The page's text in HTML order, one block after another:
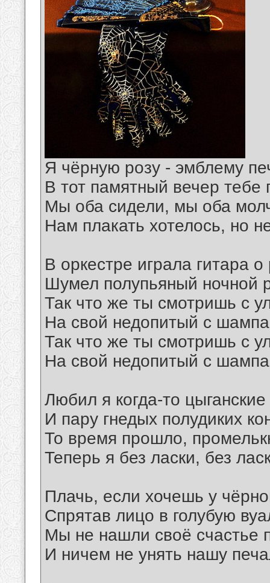
Я чёрную розу - эмблему
В тот памятный вечер тебе
Мы оба сидели, мы оба
Нам плакать хотелось, но
В оркестре играла гитара о
Шумел полупьяный ночной
Так что же ты смотришь с
На свой недопитый с
Так что же ты смотришь с
На свой недопитый с
Любил я когда-то цыганские
И пару гнедых полудиких
То время прошло,
Теперь я без ласки, без
Плачь, если хочешь у
Спрятав лицо в голубую
Мы не нашли своё счастье
И ничем не унять нашу